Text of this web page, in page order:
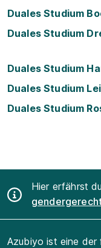
Duales Studium
Duales Studium
Duales Studium
Duales Studium
Duales Studium
Hier erfährst
Azubiyo ist eine der